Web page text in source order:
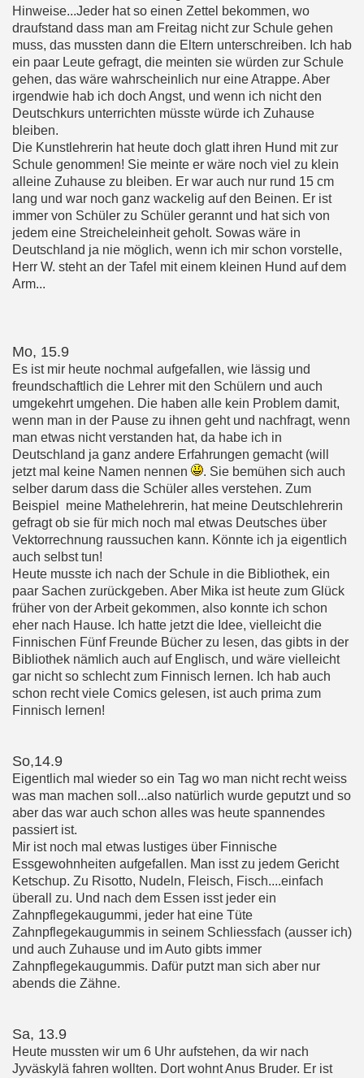
Hinweise...Jeder hat so einen Zettel bekommen, wo
draufstand dass man am Freitag nicht zur Schule gehen
muss, das mussten dann die Eltern unterschreiben. Ich hab
ein paar Leute gefragt, die meinten sie würden zur Schule
gehen, das wäre wahrscheinlich nur eine Atrappe. Aber
irgendwie hab ich doch Angst, und wenn ich nicht den
Deutschkurs unterrichten müsste würde ich Zuhause
bleiben.
Die Kunstlehrerin hat heute doch glatt ihren Hund mit zur
Schule genommen! Sie meinte er wäre noch viel zu klein
alleine Zuhause zu bleiben. Er war auch nur rund 15 cm
lang und war noch ganz wackelig auf den Beinen. Er ist
immer von Schüler zu Schüler gerannt und hat sich von
jedem eine Streicheleinheit geholt. Sowas wäre in
Deutschland ja nie möglich, wenn ich mir schon vorstelle,
Herr W. steht an der Tafel mit einem kleinen Hund auf dem
Arm...
Mo, 15.9
Es ist mir heute nochmal aufgefallen, wie lässig und
freundschaftlich die Lehrer mit den Schülern und auch
umgekehrt umgehen. Die haben alle kein Problem damit,
wenn man in der Pause zu ihnen geht und nachfragt, wenn
man etwas nicht verstanden hat, da habe ich in
Deutschland ja ganz andere Erfahrungen gemacht (will
jetzt mal keine Namen nennen
. Sie bemühen sich auch
selber darum dass die Schüler alles verstehen. Zum
Beispiel meine Mathelehrerin, hat meine Deutschlehrerin
gefragt ob sie für mich noch mal etwas Deutsches über
Vektorrechnung raussuchen kann. Könnte ich ja eigentlich
auch selbst tun!
Heute musste ich nach der Schule in die Bibliothek, ein
paar Sachen zurückgeben. Aber Mika ist heute zum Glück
früher von der Arbeit gekommen, also konnte ich schon
eher nach Hause. Ich hatte jetzt die Idee, vielleicht die
Finnischen Fünf Freunde Bücher zu lesen, das gibts in der
Bibliothek nämlich auch auf Englisch, und wäre vielleicht
gar nicht so schlecht zum Finnisch lernen. Ich hab auch
schon recht viele Comics gelesen, ist auch prima zum
Finnisch lernen!
So,14.9
Eigentlich mal wieder so ein Tag wo man nicht recht weiss
was man machen soll...also natürlich wurde geputzt und so
aber das war auch schon alles was heute spannendes
passiert ist.
Mir ist noch mal etwas lustiges über Finnische
Essgewohnheiten aufgefallen. Man isst zu jedem Gericht
Ketschup. Zu Risotto, Nudeln, Fleisch, Fisch....einfach
überall zu. Und nach dem Essen isst jeder ein
Zahnpflegekaugummi, jeder hat eine Tüte
Zahnpflegekaugummis in seinem Schliessfach (ausser ich)
und auch Zuhause und im Auto gibts immer
Zahnpflegekaugummis. Dafür putzt man sich aber nur
abends die Zähne.
Sa, 13.9
Heute mussten wir um 6 Uhr aufstehen, da wir nach
Jyväskylä fahren wollten. Dort wohnt Anus Bruder. Er ist